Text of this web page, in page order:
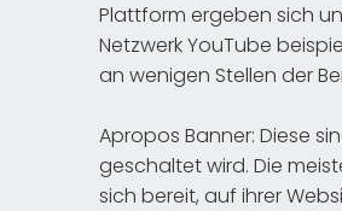
Plattform ergeben sich
Netzwerk YouTube
an wenigen Stellen der
Apropos Banner: Diese
geschaltet wird. Die
sich bereit, auf ihrer